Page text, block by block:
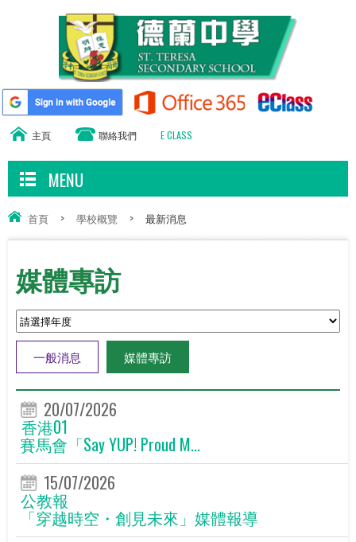
主頁 聯絡我們 E CLASS
MENU
首頁 > 學校概覽 > 最新消息
媒體專訪
一般消息 媒體專訪
20/07/2026
香港01
賽馬會「Say YUP! Proud M...
15/07/2026
公教報
「穿越時空・創見未來」媒體報導